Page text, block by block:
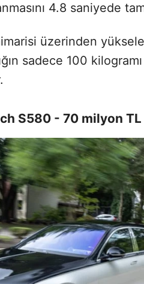
4.8 saniyede
üzerinden
sadece 100 kilogramı
S580 - 70 milyon TL